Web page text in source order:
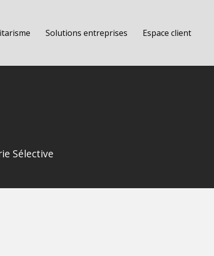
Solutions entreprises Espace client
Sélective